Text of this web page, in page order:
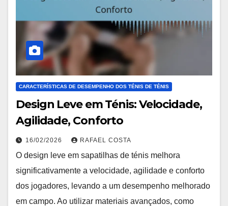
CARACTERÍSTICAS DE DESEMPENHO DOS TÉNIS DE TÉNIS
Design Leve em Ténis: Velocidade,
Agilidade, Conforto
16/02/2026 RAFAEL COSTA
O design leve em sapatilhas de ténis melhora
significativamente a velocidade, agilidade e conforto
dos jogadores, levando a um desempenho melhorado
em campo. Ao utilizar materiais avançados, como